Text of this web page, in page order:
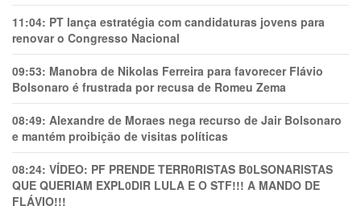
11:04: PT lança estratégia com candidaturas jovens para
renovar o Congresso Nacional
09:53: Manobra de Nikolas Ferreira para favorecer Flávio
Bolsonaro é frustrada por recusa de Romeu Zema
08:49: Alexandre de Moraes nega recurso de Jair Bolsonaro
e mantém proibição de visitas políticas
08:24: VÍDEO: PF PRENDE TERR0RlSTAS B0LSONARlSTAS
QUE QUERIAM EXPL0DlR LULA E O STF!!! A MANDO DE
FLÁVIO!!!